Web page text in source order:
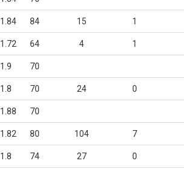
1.84 84 15 1
1.72 64 4 1
1.9 70
1.8 70 24 0
1.88 70
1.82 80 104 7
1.8 74 27 0